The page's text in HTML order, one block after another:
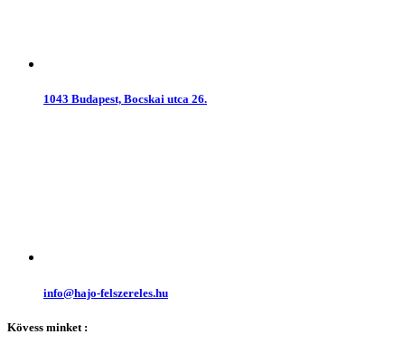
1043 Budapest, Bocskai utca 26.
info@hajo-felszereles.hu
Kövess minket :